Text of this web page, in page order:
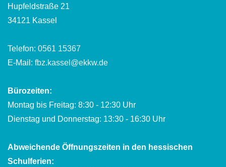
Hupfeldstraße 21
34121 Kassel
Telefon: 0561 15367
E-Mail: fbz.kassel@ekkw.de
Bürozeiten:
Montag bis Freitag: 8:30 - 12:30 Uhr
Dienstag und Donnerstag: 13:30 - 16:30 Uhr
Abweichende Öffnungszeiten in den hessischen
Schulferien: